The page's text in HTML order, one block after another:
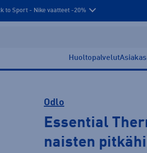
to Sport - Nike vaatteet -20%
Huoltopalvelut
Odlo
Essential
naisten